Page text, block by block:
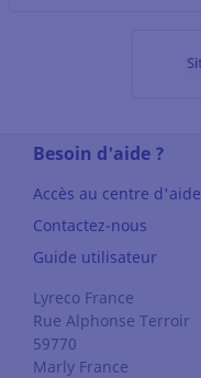
Besoin d'aide ?
Accès au centre d'aide
Contactez-nous
Guide utilisateur
Lyreco France
Rue Alphonse Terroir
59770
Marly France